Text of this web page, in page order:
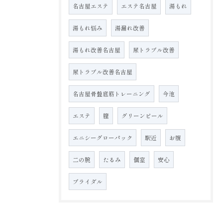
名古屋エステ エステ名古屋 湯もれ
湯もれ悩み 湯漏れ改善
湯もれ改善名古屋 尿トラブル改善
尿トラブル改善名古屋
名古屋骨盤底筋トレーニング 今池
エステ 膣 グリーンピール
エニシーグローパック 駅近 お腹
二の腕 たるみ 個室 安心
ブライダル